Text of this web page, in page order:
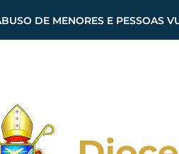
DE MENORES E PESSOAS